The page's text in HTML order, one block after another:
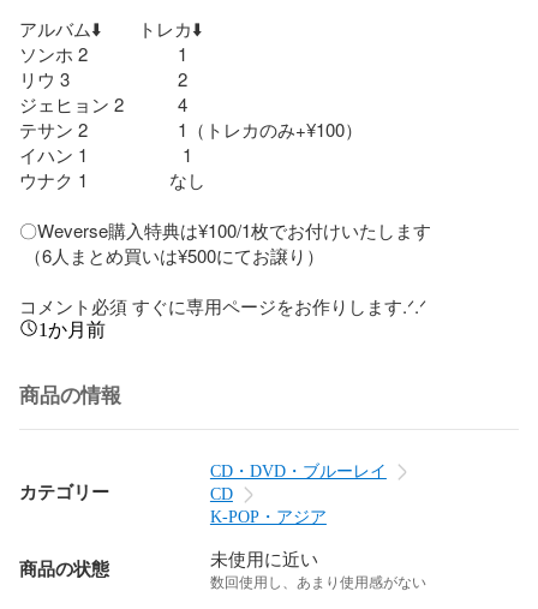
アルバム⬇️　　トレカ⬇️
ソンホ 2　　　　　1
リウ 3　　　　　　2
ジェヒョン 2　　　4
テサン 2　　　　　1（トレカのみ+¥100）
イハン 1　　　　　 1
ウナク 1 　　　　 なし
〇Weverse購入特典は¥100/1枚でお付けいたします
コメント必須 すぐに専用ページをお作りします.ᐟ.ᐟ
1か月前
商品の情報
カテゴリー
CD・DVD・ブルーレイ
CD
K-POP・アジア
商品の状態 未使用に近い
数回使用し、あまり使用感がない